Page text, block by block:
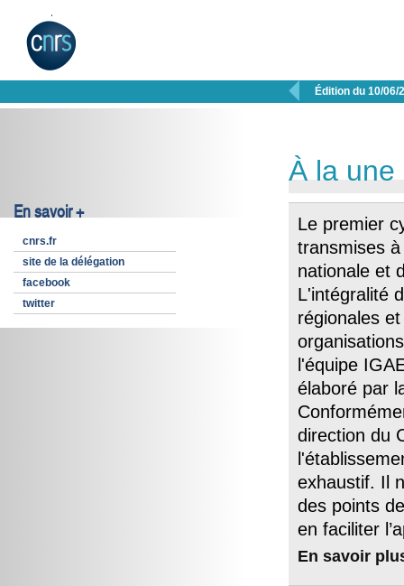
 Édition du 10/06/
En savoir +
cnrs.fr
site de la délégation
facebook
twitter
À la une
Le premier
transmises
nationale et
L'intégralité
régionales
l'équipe
élaboré par
direction du
exhaustif. Il
des points
en faciliter
En savoir